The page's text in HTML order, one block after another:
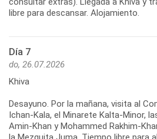
libre para descansar. Alojamiento.
Día 7
do, 26.07.2026
Khiva
Desayuno. Por la mañana, visita al
Ichan-Kala, el Minarete Kalta-Minor,
Amin-Khan y Mohammed Rakhim-